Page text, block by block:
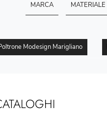
MARCA MATERIALE
Modesign Marigliano